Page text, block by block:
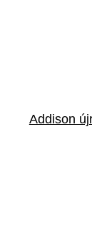
Addison